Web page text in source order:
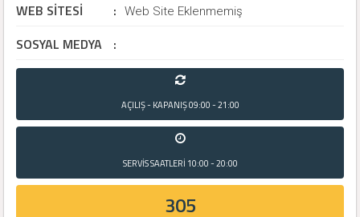
WEB SİTESİ : Web Site Eklenmemiş
SOSYAL MEDYA :
AÇILIŞ - KAPANIŞ09:00 - 21:00
SERVİS SAATLERİ 10:00 - 20:00
305